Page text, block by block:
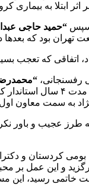
“حمید حاجی
تهران بود که
استانداری کردستان آورد.
به سمت معاون
خاتمی در دوم خرداد سال
۱۳۷۶ به کردستان آمد، ۳۶
و این عمل بر
رسید، این